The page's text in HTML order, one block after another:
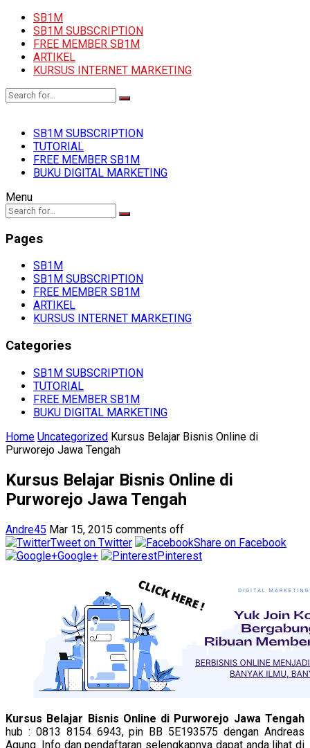
SB1M
SB1M SUBSCRIPTION
FREE MEMBER SB1M
ARTIKEL
KURSUS INTERNET MARKETING
SB1M SUBSCRIPTION
TUTORIAL
FREE MEMBER SB1M
BUKU DIGITAL MARKETING
Menu
Pages
SB1M
SB1M SUBSCRIPTION
FREE MEMBER SB1M
ARTIKEL
KURSUS INTERNET MARKETING
Categories
SB1M SUBSCRIPTION
TUTORIAL
FREE MEMBER SB1M
BUKU DIGITAL MARKETING
Home Uncategorized Kursus Belajar Bisnis Online di
Purworejo Jawa Tengah
Kursus Belajar Bisnis Online di
Purworejo Jawa Tengah
Andre45 Mar 15, 2015 comments off
Tweet on Twitter
Share on Facebook
Google+
Pinterest
Kursus Belajar Bisnis Online di Purworejo Jawa Tengah
hub : 0813 8154 6943, pin BB 5E193575 dengan Andreas
Agung. Info dan pendaftaran selengkapnya dapat anda lihat di